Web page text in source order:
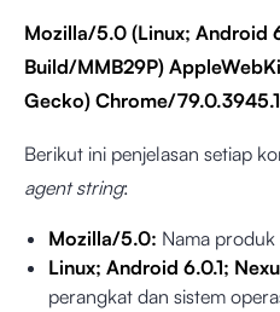
Mozilla/5.0 (Linux; Android
Build/MMB29P)
Gecko) Chrome/
Berikut ini penjelasan setiap
agent string:
Mozilla/5.0: Nama produk
Linux; Android 6.0.1;
perangkat dan sistem